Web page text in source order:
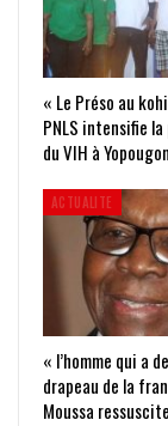
« Le Préso au
PNLS intensifie
du VIH à Yopougon
ACTUALITE
« l’homme qui a
drapeau de la
Moussa